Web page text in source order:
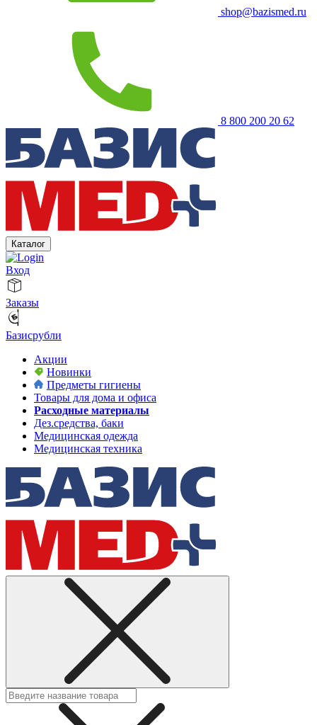
shop@bazismed.ru
8 800 200 20 62
Каталог
Вход
Заказы
Базисрубли
Акции
Новинки
Предметы гигиены
Товары для дома и офиса
Расходные материалы
Дез.средства, баки
Медицинская одежда
Медицинская техника